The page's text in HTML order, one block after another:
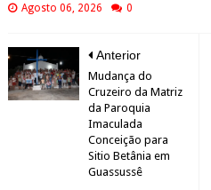
Agosto 06, 2026 0
Anterior
Mudança do
Cruzeiro da Matriz
da Paroquia
Imaculada
Conceição para
Sitio Betânia em
Guassussê